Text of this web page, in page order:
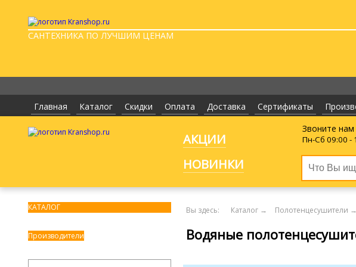
САНТЕХНИКА ПО ЛУЧШИМ ЦЕНАМ
Главная Каталог Скидки Оплата Доставка Сертификаты
АКЦИИ
НОВИНКИ
Звоните нам
Пн-Сб 09:00 -
Вы здесь: Каталог → Полотенцесушители →
Водяные
КАТАЛОГ
Производители